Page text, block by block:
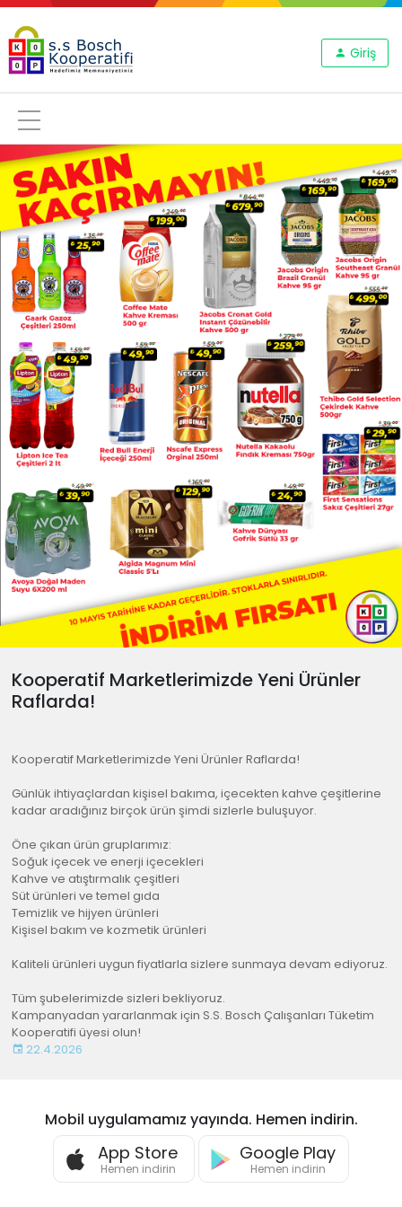
Giriş
Kooperatif Marketlerimizde Yeni Ürünler
Raflarda!
Kooperatif Marketlerimizde Yeni Ürünler Raflarda!
Günlük ihtiyaçlardan kişisel bakıma, içecekten kahve çeşitlerine
kadar aradığınız birçok ürün şimdi sizlerle buluşuyor.
Öne çıkan ürün gruplarımız:
Soğuk içecek ve enerji içecekleri
Kahve ve atıştırmalık çeşitleri
Süt ürünleri ve temel gıda
Temizlik ve hijyen ürünleri
Kişisel bakım ve kozmetik ürünleri
Kaliteli ürünleri uygun fiyatlarla sizlere sunmaya devam ediyoruz.
Tüm şubelerimizde sizleri bekliyoruz.
Kampanyadan yararlanmak için S.S. Bosch Çalışanları Tüketim
Kooperatifi üyesi olun!
22.4.2026
Mobil uygulamamız yayında. Hemen indirin.
App Store
Hemen indirin
Google Play
Hemen indirin